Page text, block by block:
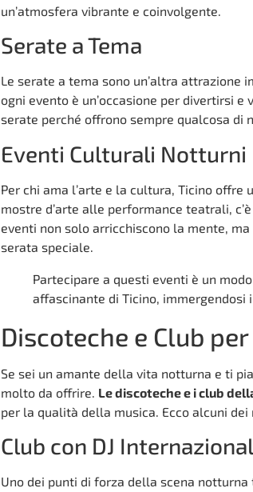
un’atmosfera vibrante e coinvolgente.
Serate a Tema
Le serate a tema sono un’altra attrazione
ogni evento è un’occasione per divertirsi e
serate perché offrono sempre qualcosa di
Eventi Culturali Notturni
Per chi ama l’arte e la cultura, Ticino
mostre d’arte alle performance teatrali,
eventi non solo arricchiscono la mente,
serata speciale.
Partecipare a questi eventi è un
affascinante di Ticino, immergendosi
Discoteche e Club
Se sei un amante della vita notturna e ti
molto da offrire. Le discoteche e i club
per la qualità della musica. Ecco alcuni
Club con DJ
Uno dei punti di forza della scena